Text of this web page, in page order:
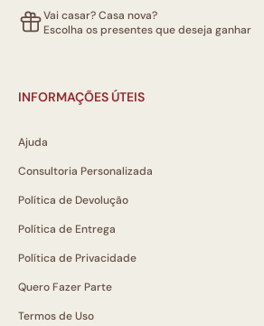
Vai casar? Casa nova?
Escolha os presentes que deseja ganhar
INFORMAÇÕES ÚTEIS
Ajuda
Consultoria Personalizada
Política de Devolução
Política de Entrega
Política de Privacidade
Quero Fazer Parte
Termos de Uso